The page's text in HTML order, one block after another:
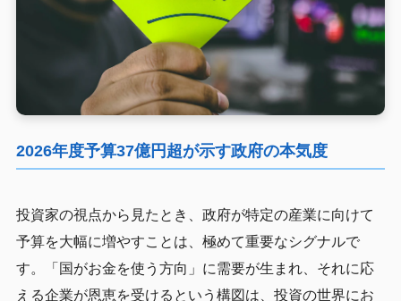
2026年度予算37億円超が示す政府の本気度
投資家の視点から見たとき、政府が特定の産業に向けて
予算を大幅に増やすことは、極めて重要なシグナルで
す。「国がお金を使う方向」に需要が生まれ、それに応
える企業が恩恵を受けるという構図は、投資の世界にお